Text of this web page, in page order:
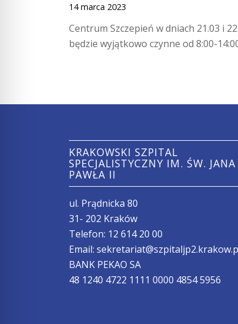
14 marca 2023
Centrum Szczepień w dniach 21.03 i
będzie wyjątkowo czynne od 8:00-
KRAKOWSKI SZPITAL
SPECJALISTYCZNY IM. ŚW. JANA
PAWŁA II
ul. Prądnicka 80
31- 202 Kraków
Telefon: 12 614 20 00
Email:
BANK PEKAO SA
48 1240 4722 1111 0000 4854 5956